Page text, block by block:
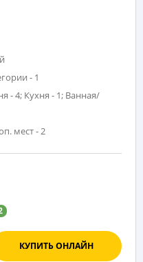
- 1
- 4; Кухня - 1; Ванная/
мест - 2
КУПИТЬ ОНЛАЙН